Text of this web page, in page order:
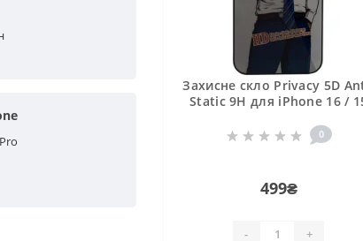
Захисне скло Privacy 5D
Static 9H для iPhone 16 /
0
499₴
- +